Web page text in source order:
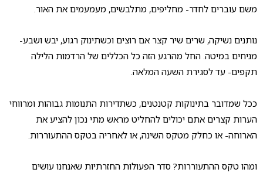
משם עוברים לחדר- מחליפים, מתלבשים, מעמעמים את האור.
נותנים נשיקה, שרים שיר קצר אם רוצים וכשתינוק רגוע, יבש ושבע-
מניחים במיטה. החל מהרגע הזה כל הכללים של הרדמות הלילה
תקפים- עד לסגירת השעה המלאה.
ככל שמדובר בתינוקות קטנטנים, כשתדירות התנומות גבוהות ומרווחי
הערות קצרים אתם יכולים להחליט מראש מתי נכון להציע את
הארוחה- או כחלק מטקס השינה, או לאחריה בטקס ההתעוררות.
ומהו טקס ההתעוררות? סדר הפעולות החזרתיות שאנחנו עושים